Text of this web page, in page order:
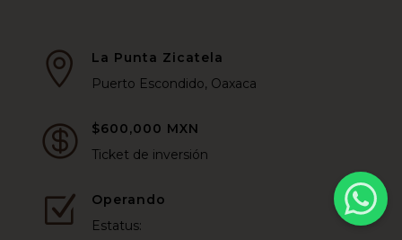

La Punta Zicatela
Puerto Escondido, Oaxaca

$600,000 MXN
Ticket de inversión
Z
Operando
Estatus: